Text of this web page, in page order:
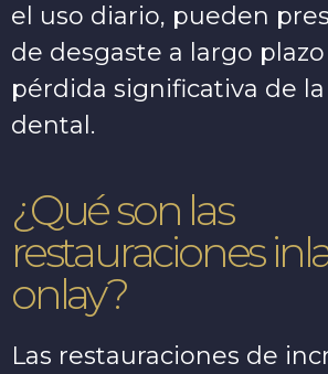
el uso diario, pueden
de desgaste a largo
pérdida significativa de
dental.
¿Qué son las
restauraciones
onlay?
Las restauraciones de